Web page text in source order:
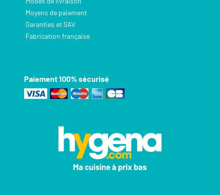
Moyens de paiement
Garanties et SAV
Fabrication française
Paiement 100% sécurisé